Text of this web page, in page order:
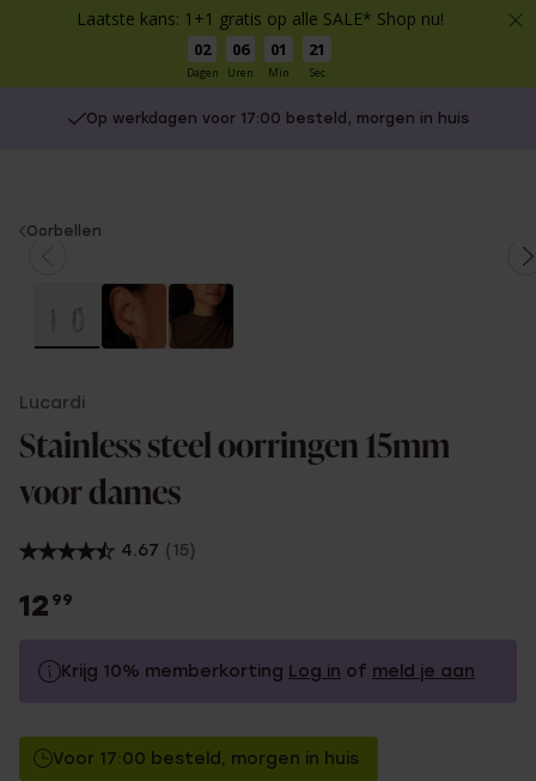
Laatste kans: 1+1 gratis op alle SALE* Shop nu!
02
Dagen
06
Uren
01
Min
21
Sec
Op werkdagen voor 17:00 besteld, morgen in huis
You
Oorbellen
Lucardi
Stainless steel oorringen 15mm
voor dames
4.67 (15)
12 99
Krijg 10% memberkorting Log in of meld je aan
Zonder memberkorting
Met memberkorting
Voor 17:00 besteld, morgen in huis